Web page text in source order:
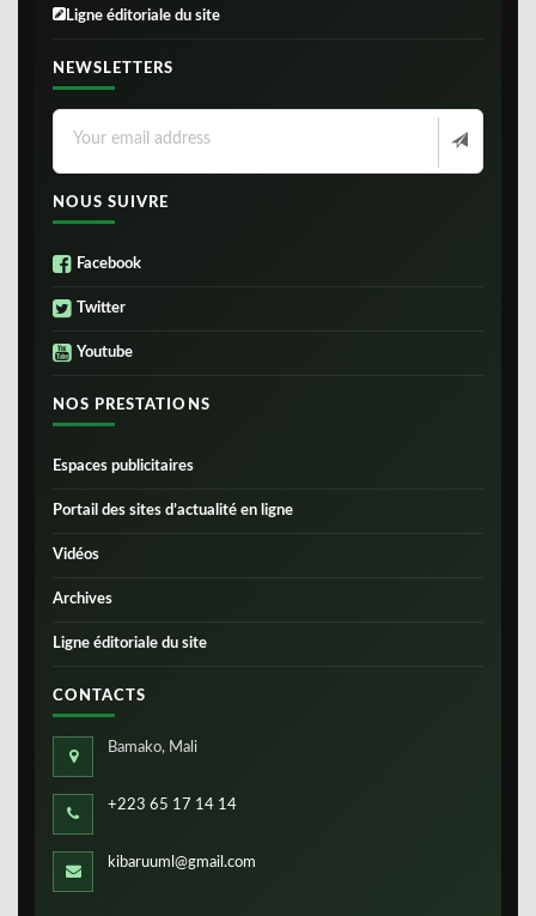
Ligne éditoriale du site
NEWSLETTERS
NOUS SUIVRE
Facebook
Twitter
Youtube
NOS PRESTATIONS
Espaces publicitaires
Portail des sites d’actualité en ligne
Vidéos
Archives
Ligne éditoriale du site
CONTACTS
Bamako, Mali
+223 65 17 14 14
kibaruuml@gmail.com